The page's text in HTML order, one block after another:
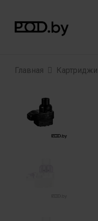
Главная